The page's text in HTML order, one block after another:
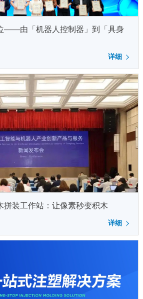
——由「机器人控制器」到「具身
详细
拼装工作站：让像素秒变积木
详细